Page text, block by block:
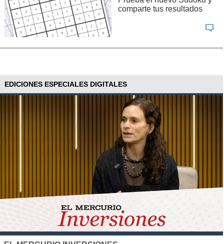
comparte tus resultados
EDICIONES ESPECIALES DIGITALES
SANTO TOMÁS